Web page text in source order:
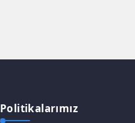
Politikalarımız